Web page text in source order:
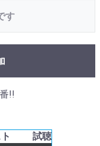
す
!!
試聴